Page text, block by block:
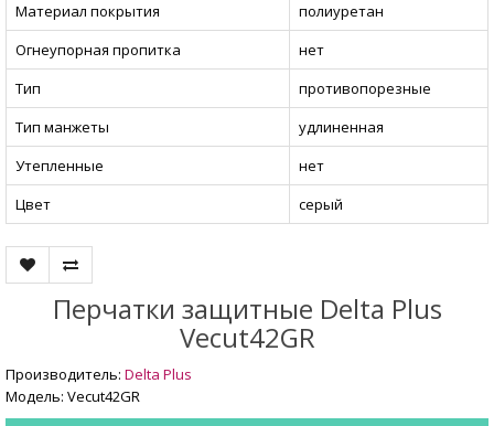
Материал покрытия
полиуретан
Огнеупорная пропитка
нет
Тип
противопорезные
Тип манжеты
удлиненная
Утепленные
нет
Цвет
серый
Перчатки защитные Delta Plus
Vecut42GR
Производитель: Delta Plus
Модель: Vecut42GR